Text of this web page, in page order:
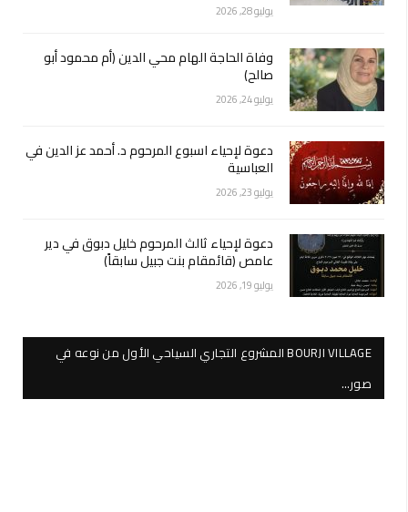
يوليو 28, 2026
وفاة الحاجة الهام محي الدين (أم محمود أبو
صالح)
يوليو 24, 2026
دعوة لإحياء اسبوع المرحوم د. أحمد عز الدين في
العباسية
يوليو 23, 2026
دعوة لإحياء ثالث المرحوم خليل دبوق في دير
عامص (قائمقام بنت جبيل سابقاً)
يوليو 19, 2026
BOURJI VILLAGE المشروع التجاري السياحي الأول من نوعه في
صور…